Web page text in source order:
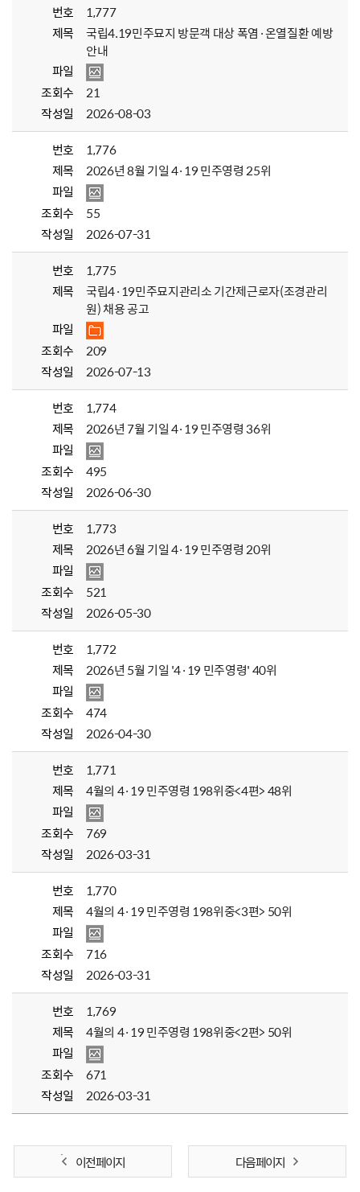
번호
1,777
제목
국립4.19민주묘지 방문객 대상 폭염·온열질환 예방
안내
파일
조회수
21
작성일
2026-08-03
번호
1,776
제목
2026년 8월 기일 4·19 민주영령 25위
파일
조회수
55
작성일
2026-07-31
번호
1,775
제목
국립4·19민주묘지관리소 기간제근로자(조경관리
원) 채용 공고
파일
조회수
209
작성일
2026-07-13
번호
1,774
제목
2026년 7월 기일 4·19 민주영령 36위
파일
조회수
495
작성일
2026-06-30
번호
1,773
제목
2026년 6월 기일 4·19 민주영령 20위
파일
조회수
521
작성일
2026-05-30
번호
1,772
제목
2026년 5월 기일 '4·19 민주영령' 40위
파일
조회수
474
작성일
2026-04-30
번호
1,771
제목
4월의 4·19 민주영령 198위중<4편> 48위
파일
조회수
769
작성일
2026-03-31
번호
1,770
제목
4월의 4·19 민주영령 198위중<3편> 50위
파일
조회수
716
작성일
2026-03-31
번호
1,769
제목
4월의 4·19 민주영령 198위중<2편> 50위
파일
조회수
671
작성일
2026-03-31
이전 페이지 다음 페이지